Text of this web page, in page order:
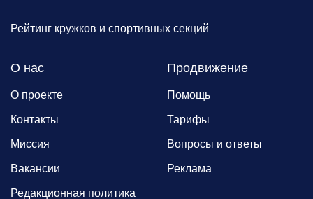
Рейтинг кружков и спортивных секций
О нас
О проекте
Контакты
Миссия
Вакансии
Редакционная политика
Продвижение
Помощь
Тарифы
Вопросы и ответы
Реклама